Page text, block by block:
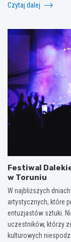
Czytaj dalej
Festiwal
w Toruniu
W najbliższych
artystycznych, które
entuzjastów sztuki.
uczestników, którzy
kulturowych